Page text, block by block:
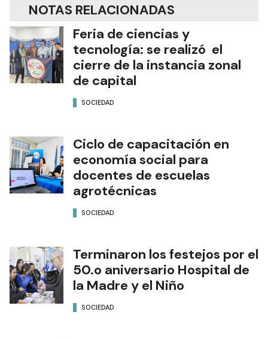
NOTAS RELACIONADAS
Feria de ciencias y
tecnología: se realizó el
cierre de la instancia zonal
de capital
SOCIEDAD
Ciclo de capacitación en
economía social para
docentes de escuelas
agrotécnicas
SOCIEDAD
Terminaron los festejos por el
50.o aniversario Hospital de
la Madre y el Niño
SOCIEDAD